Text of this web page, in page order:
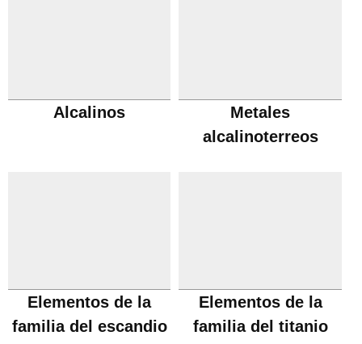
Alcalinos
Metales
alcalinoterreos
Elementos de la
familia del escandio
Elementos de la
familia del titanio